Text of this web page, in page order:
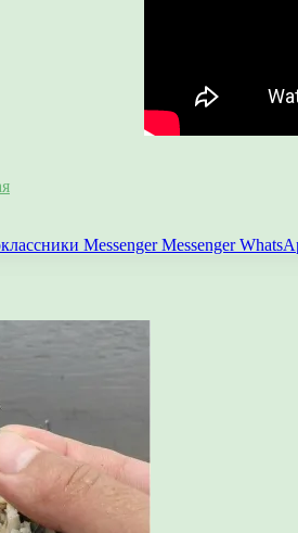
Messenger Messenger